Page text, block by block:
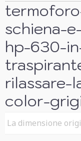
schiena-
hp-630-
rilassare-
color-
La dimensione